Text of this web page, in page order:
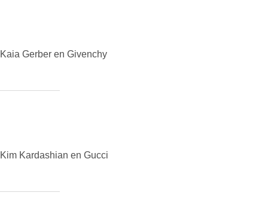
Kaia Gerber en Givenchy
Kim Kardashian en Gucci